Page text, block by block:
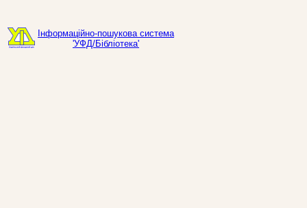
Інформаційно-пошукова система
'УФД/Бібліотека'